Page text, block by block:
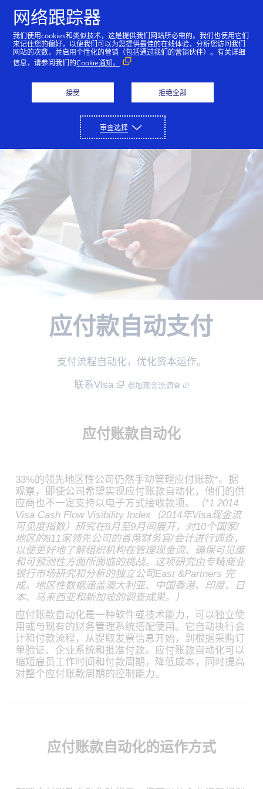
应付款自动支付
支付流程自动化，优化资本运作。
联系Visa 参加现金流调查
应付账款自动化
33%的领先地区性公司仍然手动管理应付账款*。据
观察，即使公司希望实现应付账款自动化，他们的供
应商也不一定支持以电子方式接收款项。
（*1 2014
Visa Cash Flow Visibility Index（2014年Visa现金流
可见度指数）研究在8月至9月间展开，对10个国家/
地区的811家领先公司的首席财务官/会计进行调查，
以便更好地了解组织机构在管理现金流、确保可见度
和可预测性方面所面临的挑战。这项研究由专精商业
银行市场研究和分析的独立公司East &Partners 完
成。地区性数据涵盖澳大利亚、中国香港、印度、日
本、马来西亚和新加坡的调查成果。）
应付账款自动化是一种软件或技术能力，可以独立使
用或与现有的财务管理系统搭配使用。它自动执行会
计和付款流程，从提取发票信息开始，到根据采购订
单验证、企业系统和批准付款。应付账款自动化可以
缩短雇员工作时间和付款周期，降低成本，同时提高
对整个应付账款周期的控制能力。
应付账款自动化的运作方式
网络跟踪器
我们使用cookies和类似技术，这是提供我们网站所必需的。我们也使用它们
来记住您的偏好，以便我们可以为您提供最佳的在线体验，分析您访问我们
网站的次数，并启用个性化的营销（包括通过我们的营销伙伴）。有关详细
信息，请参阅我们的Cookie通知。
接受 拒绝全部
审查选择